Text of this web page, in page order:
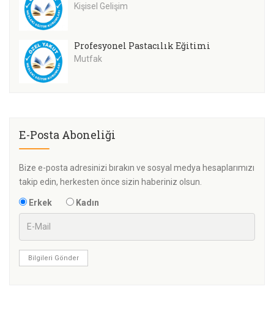
Kişisel Gelişim
Profesyonel Pastacılık Eğitimi
Mutfak
E-Posta Aboneliği
Bize e-posta adresinizi bırakın ve sosyal medya hesaplarımızı
takip edin, herkesten önce sizin haberiniz olsun.
Erkek Kadın
Bilgileri Gönder